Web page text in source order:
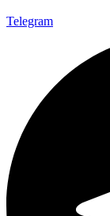
Telegram